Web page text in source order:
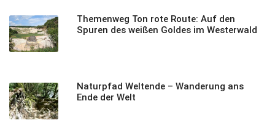
Themenweg Ton rote Route: Auf den
Spuren des weißen Goldes im Westerwald
Naturpfad Weltende – Wanderung ans
Ende der Welt